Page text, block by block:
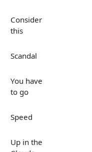
Consider
this
Scandal
You have
to go
Speed
Up in the